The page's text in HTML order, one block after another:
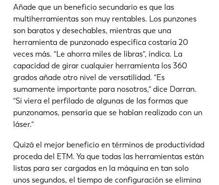
Añade que un beneficio secundario es que las
multiherramientas son muy rentables. Los punzones
son baratos y desechables, mientras que una
herramienta de punzonado específica costaría 20
veces más. "Le ahorra miles de libras", indica. La
capacidad de girar cualquier herramienta los 360
grados añade otro nivel de versatilidad. "Es
sumamente importante para nosotros," dice Darran.
"Si viera el perfilado de algunas de las formas que
punzonamos, pensaría que se habían realizado con un
láser."
Quizá el mejor beneficio en términos de productividad
proceda del ETM. Ya que todas las herramientas están
listas para ser cargadas en la máquina en tan solo
unos segundos, el tiempo de configuración se elimina